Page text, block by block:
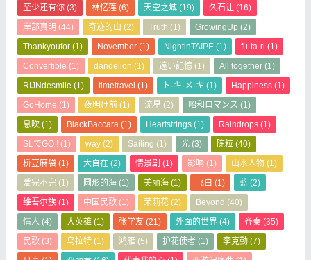
至少还有你(3) 林忆莲(6) 天空之城(19) 久石让 (16)
岸部真明 (44) 奇迹的山 (2) Truth (1) GrowingUp (2)
Thankyoufor(1) November(1) NightinTAIPE(1) fu-ta-ri (1)
Convertible (1) dandelion (1) 遠い記憶 (1) All together(1)
RIJNdesmile (1) timetravel (1) ト·キ·メ·キ (1) Happiness(1)
GoHome (1) 夜明け前(1) 流星 (2) 昭和ロマンス (1)
息吹(1) BlackBaccara (1) Heartstrings(1) Raindrops(1)
SLでGO ! (1) way(2) Sailing (1) 光(3) 陈粒(40)
桥豆麻袋(1) 大自在(2) 情景剧 (1) 影响 (1) 山水人物(1)
爱完不完 (1) 圆形的海(1) 美丽海(1) 飞白 (1) 蓝(2)
维吾尔族(1) 中国民歌(1) 茉莉花(2) Beyond (40)
情人 (4) 大英雄(1) 张学友(21) 外面的世界(4) 齐秦(35)
民歌(3) 乌拉特(1) 鸿雁 (5) 护花使者(1) 李克勤(7)